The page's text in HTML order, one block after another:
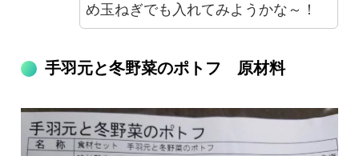
め玉ねぎでも入れてみようかな～！
手羽元と冬野菜のポトフ 原材料